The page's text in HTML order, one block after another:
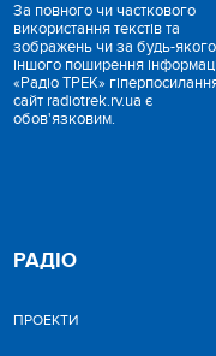
За повного чи часткового
використання текстів та
зображень чи за будь-якого
іншого поширення
«Радіо ТРЕК»
сайт radiotrek.rv.ua є
обов'язковим.
РАДІО
ПРОЕКТИ